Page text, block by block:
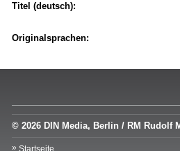
Titel (deutsch):
Originalsprachen:
© 2026 DIN Media, Berlin / RM Rudolf
Startseite